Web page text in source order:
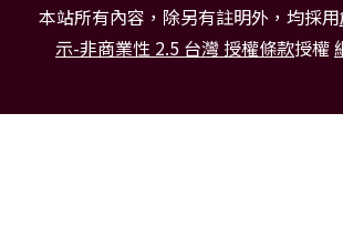
本站所有內容，除另有註明外，均採用
示-非商業性 2.5 台灣 授權條款授權